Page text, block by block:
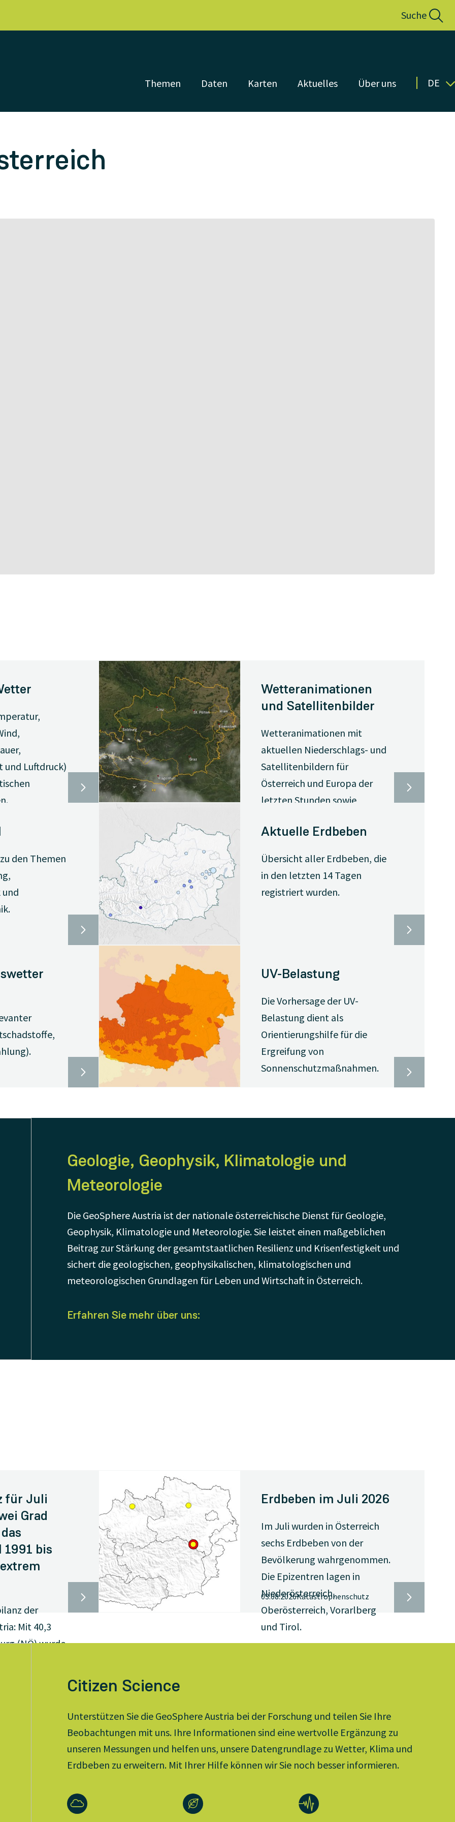
Suche
Themen Daten Karten Aktuelles Über uns DE
Luftdruck)
Wetteranimationen
und Satellitenbilder
Wetteranimationen mit
aktuellen Niederschlags- und
Satellitenbildern für
Österreich und Europa der
letzten Stunden sowie
Österreich zu Temperatur,
den Themen
Aktuelle Erdbeben
Übersicht aller Erdbeben, die
in den letzten 14 Tagen
registriert wurden.
UV-Belastung
Die Vorhersage der UV-
Belastung dient als
Orientierungshilfe für die
Ergreifung von
Sonnenschutzmaßnahmen.
Geologie, Geophysik, Klimatologie und
Meteorologie
Die GeoSphere Austria ist der nationale österreichische Dienst für Geologie,
Geophysik, Klimatologie und Meteorologie. Sie leistet einen maßgeblichen
Beitrag zur Stärkung der gesamtstaatlichen Resilienz und Krisenfestigkeit und
sichert die geologischen, geophysikalischen, klimatologischen und
meteorologischen Grundlagen für Leben und Wirtschaft in Österreich.
Erfahren Sie mehr über uns:
für Juli
Grad
bis
der
Mit 40,3
(NÖ) wurde
Erdbeben im Juli 2026
Im Juli wurden in Österreich
sechs Erdbeben von der
Bevölkerung wahrgenommen.
Die Epizentren lagen in
Niederösterreich,
Oberösterreich, Vorarlberg
und Tirol.
03.08.2026Katastrophenschutz
Citizen Science
Unterstützen Sie die GeoSphere Austria bei der Forschung und teilen Sie Ihre
Beobachtungen mit uns. Ihre Informationen sind eine wertvolle Ergänzung zu
unseren Messungen und helfen uns, unsere Datengrundlage zu Wetter, Klima und
Erdbeben zu erweitern. Mit Ihrer Hilfe können wir Sie noch besser informieren.